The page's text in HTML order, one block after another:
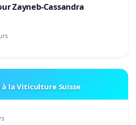
Zayneb-Cassandra
à la Viticulture Suisse